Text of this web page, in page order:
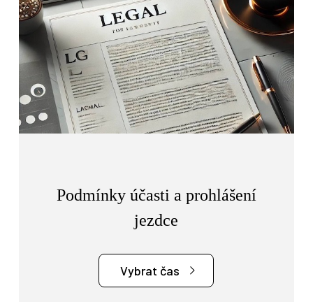
Podmínky účasti a prohlášení
jezdce
Vybrat čas